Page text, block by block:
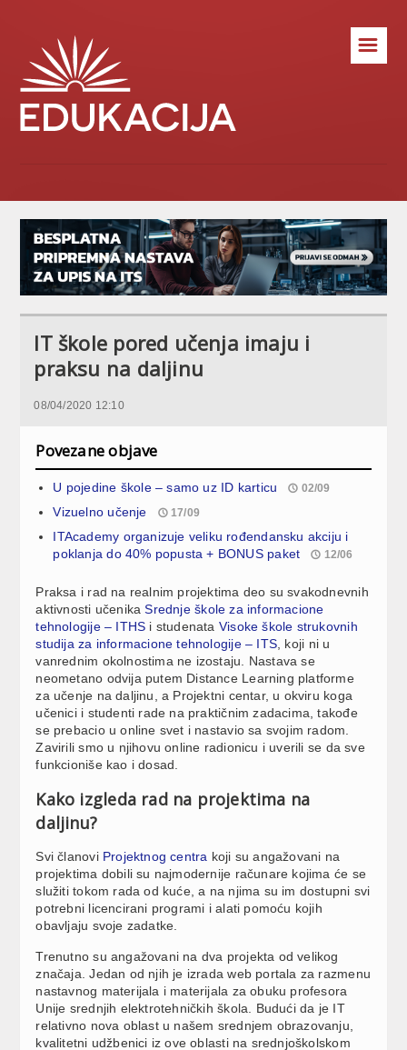
☰
IT škole pored učenja imaju i
praksu na daljinu
08/04/2020 12:10
Povezane objave
U pojedine škole – samo uz ID karticu 02/09
Vizuelno učenje 17/09
ITAcademy organizuje veliku rođendansku akciju i
poklanja do 40% popusta + BONUS paket
12/06
Praksa i rad na realnim projektima deo su svakodnevnih
aktivnosti učenikaSrednje škole za informacione
tehnologije – ITHS i studenata Visoke škole strukovnih
studija za informacione tehnologije – ITS , koji ni u
vanrednim okolnostima ne izostaju. Nastava se
neometano odvija putem Distance Learning platforme
za učenje na daljinu, a Projektni centar, u okviru koga
učenici i studenti rade na praktičnim zadacima, takođe
se prebacio u online svet i nastavio sa svojim radom.
Zavirili smo u njihovu online radionicu i uverili se da sve
funkcioniše kao i dosad.
Kako izgleda rad na projektima na
daljinu?
Svi članovi Projektnog centra koji su angažovani na
projektima dobili su najmodernije računare kojima će se
služiti tokom rada od kuće, a na njima su im dostupni svi
potrebni licencirani programi i alati pomoću kojih
obavljaju svoje zadatke.
Trenutno su angažovani na dva projekta od velikog
značaja. Jedan od njih je izrada web portala za razmenu
nastavnog materijala i materijala za obuku profesora
Unije srednjih elektrotehničkih škola. Budući da je IT
relativno nova oblast u našem srednjem obrazovanju,
kvalitetni udžbenici iz ove oblasti na srednjoškolskom